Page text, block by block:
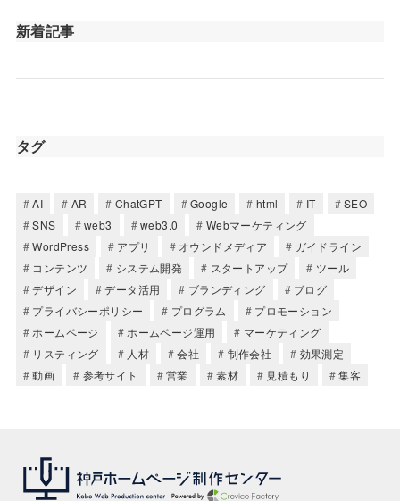
新着記事
タグ
AI AR ChatGPT Google html IT
SEO
SNS
web3 web3.0
Webマーケティング
WordPress
アプリ オウンドメディア
ガイドライン
コンテンツ
システム開発 スタートアップ
ツール
デザイン
データ活用 ブランディング
ブログ
プライバシーポリシー
プログラム
プロモーション
ホームページ
ホームページ運用
マーケティング
リスティング
人材 会社 制作会社
効果測定
動画
参考サイト 営業 素材 見積もり 集客